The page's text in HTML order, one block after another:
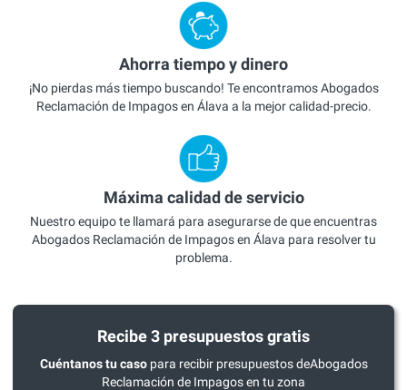
Ahorra tiempo y dinero
¡No pierdas más tiempo buscando! Te encontramos Abogados
Reclamación de Impagos en Álava a la mejor calidad-precio.
Máxima calidad de servicio
Nuestro equipo te llamará para asegurarse de que encuentras
Abogados Reclamación de Impagos en Álava para resolver tu
problema.
Recibe 3 presupuestos gratis
Cuéntanos tu casopara recibir presupuestos deAbogados
Reclamación de Impagos en tu zona